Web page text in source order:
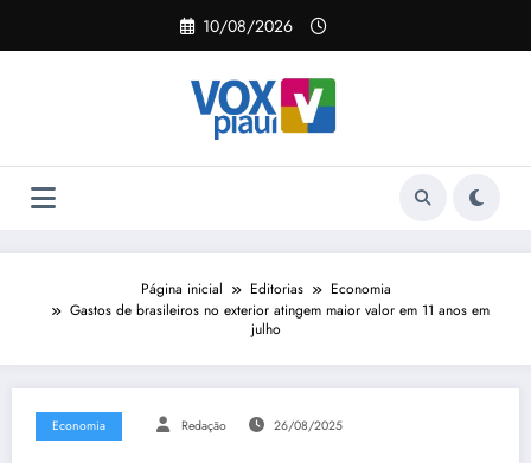
o
10/08/2026
Página inicial Editorias
Economia
Gastos de brasileiros no exterior atingem maior valor em 11 anos em
julho
Economia Redação 26/08/2025